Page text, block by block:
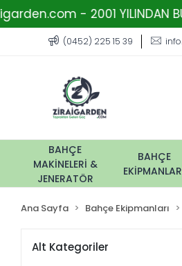
- 2001 YILINDAN BU
(0452) 225 15 39
BAHÇE
MAKİNELERİ &
JENERATÖR
BAHÇE
Ana Sayfa Bahçe Ekipmanları
Alt Kategoriler